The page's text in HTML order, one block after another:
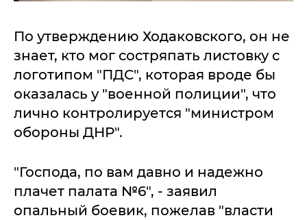
По утверждению Ходаковского, он не
знает, кто мог состряпать листовку с
логотипом "ПДС", которая вроде бы
оказалась у "военной полиции", что
лично контролируется "министром
обороны ДНР".
"Господа, по вам давно и надежно
плачет палата №6", - заявил
опальный боевик, пожелав "власти